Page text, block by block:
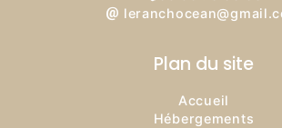
Plan du site
Accueil
Hébergements